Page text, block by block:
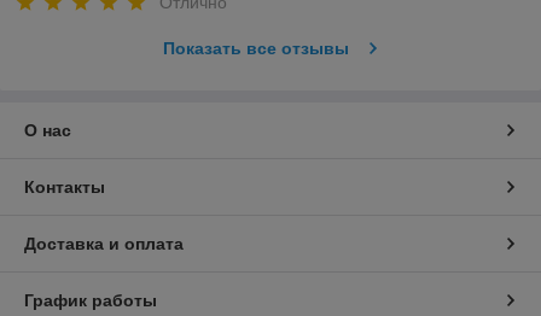
Показать все отзывы
О нас
Контакты
Доставка и оплата
График работы